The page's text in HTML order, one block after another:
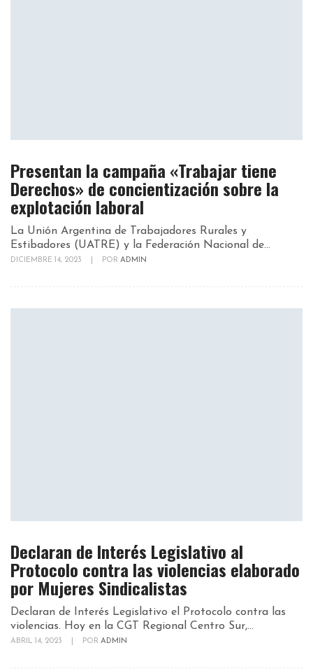
Presentan la campaña «Trabajar tiene
Derechos» de concientización sobre la
explotación laboral
La Unión Argentina de Trabajadores Rurales y
Estibadores (UATRE) y la Federación Nacional de...
DICIEMBRE 14, 2023 POR ADMIN
Declaran de Interés Legislativo al
Protocolo contra las violencias elaborado
por Mujeres Sindicalistas
Declaran de Interés Legislativo el Protocolo contra las
violencias. Hoy en la CGT Regional Centro Sur,...
ABRIL 14, 2023 POR ADMIN